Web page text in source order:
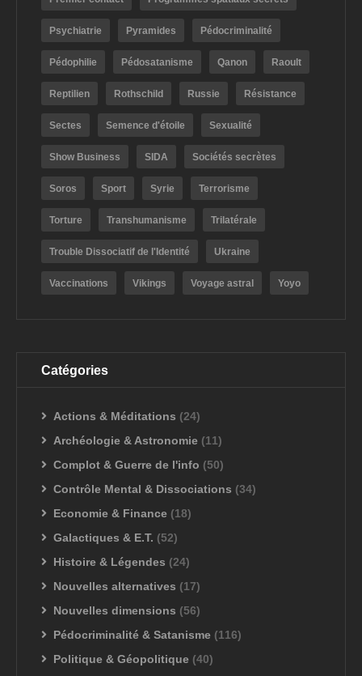
Psychiatrie Pyramides Pédocriminalité
Pédophilie Pédosatanisme Qanon Raoult
Reptilien Rothschild Russie Résistance
Sectes Semence d'étoile Sexualité
Show Business SIDA Sociétés secrètes
Soros Sport Syrie Terrorisme
Torture Transhumanisme Trilatérale
Trouble Dissociatif de l'Identité Ukraine
Vaccinations Vikings Voyage astral Yoyo
Catégories
Actions & Méditations (24)
Archéologie & Astronomie (11)
Complot & Guerre de l'info (50)
Contrôle Mental & Dissociations (34)
Economie & Finance (18)
Galactiques & E.T. (52)
Histoire & Légendes (24)
Nouvelles alternatives (17)
Nouvelles dimensions (56)
Pédocriminalité & Satanisme (116)
Politique & Géopolitique (40)